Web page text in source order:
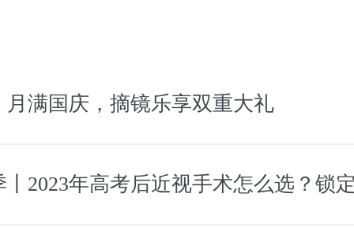
月满国庆，摘镜乐享双重大礼